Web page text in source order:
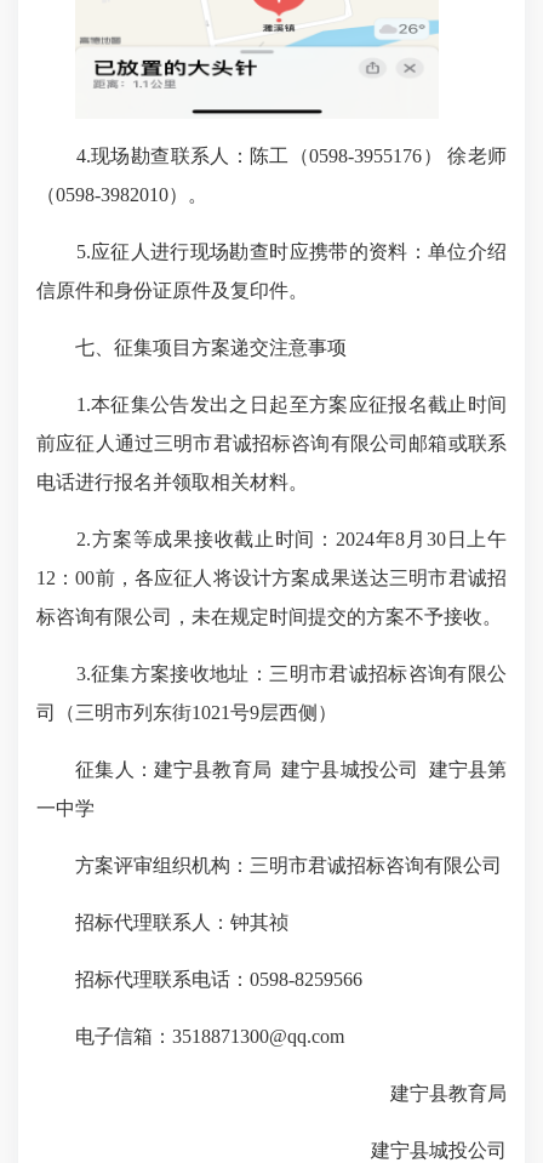
4.现场勘查联系人：陈工（0598-3955176） 徐老师
（0598-3982010）。
5.应征人进行现场勘查时应携带的资料：单位介绍
信原件和身份证原件及复印件。
七、征集项目方案递交注意事项
1.本征集公告发出之日起至方案应征报名截止时间
前应征人通过三明市君诚招标咨询有限公司邮箱或联系
电话进行报名并领取相关材料。
2.方案等成果接收截止时间：2024年8月30日上午
12：00前，各应征人将设计方案成果送达三明市君诚招
标咨询有限公司，未在规定时间提交的方案不予接收。
3.征集方案接收地址：三明市君诚招标咨询有限公
司（三明市列东街1021号9层西侧）
征集人：建宁县教育局 建宁县城投公司 建宁县第
一中学
方案评审组织机构：三明市君诚招标咨询有限公司
招标代理联系人：钟其祯
招标代理联系电话：0598-8259566
电子信箱：3518871300@qq.com
建宁县教育局
建宁县城投公司